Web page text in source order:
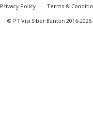
Privacy Policy
Terms &
© PT Visi Siber Banten 2016-2025